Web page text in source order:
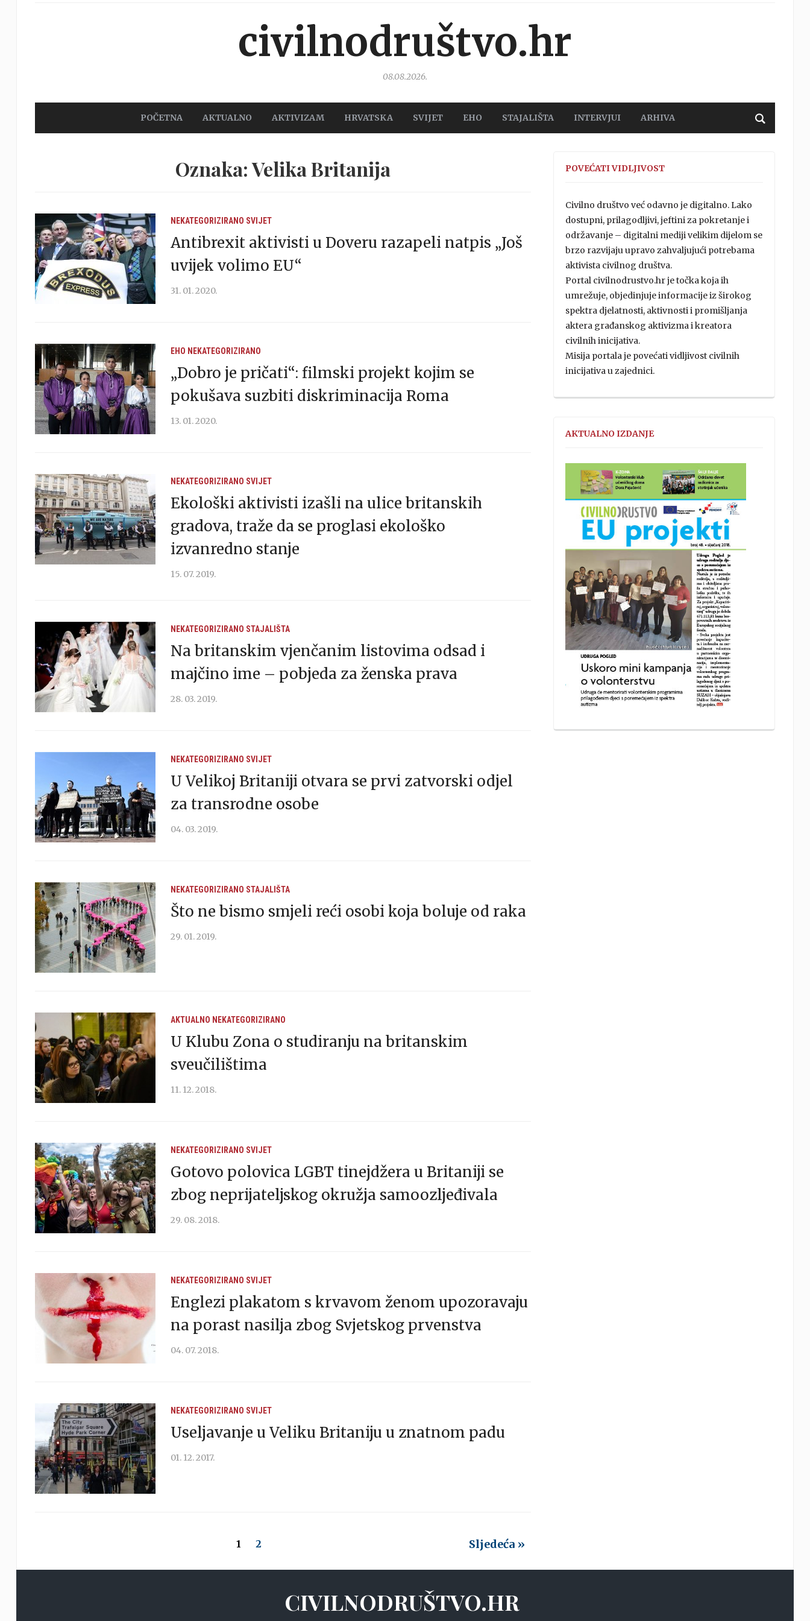
civilnodruštvo.hr
08.08.2026.
POČETNA AKTUALNO AKTIVIZAM HRVATSKA SVIJET EHO STAJALIŠTA INTERVJUI ARHIVA
Oznaka: Velika Britanija
NEKATEGORIZIRANO SVIJET
Antibrexit aktivisti u Doveru razapeli natpis „Još
uvijek volimo EU“
31. 01. 2020.
EHO NEKATEGORIZIRANO
„Dobro je pričati“: filmski projekt kojim se
pokušava suzbiti diskriminacija Roma
13. 01. 2020.
NEKATEGORIZIRANO SVIJET
Ekološki aktivisti izašli na ulice britanskih
gradova, traže da se proglasi ekološko
izvanredno stanje
15. 07. 2019.
NEKATEGORIZIRANO STAJALIŠTA
Na britanskim vjenčanim listovima odsad i
majčino ime – pobjeda za ženska prava
28. 03. 2019.
NEKATEGORIZIRANO SVIJET
U Velikoj Britaniji otvara se prvi zatvorski odjel
za transrodne osobe
04. 03. 2019.
NEKATEGORIZIRANO STAJALIŠTA
Što ne bismo smjeli reći osobi koja boluje od raka
29. 01. 2019.
AKTUALNO NEKATEGORIZIRANO
U Klubu Zona o studiranju na britanskim
sveučilištima
11. 12. 2018.
NEKATEGORIZIRANO SVIJET
Gotovo polovica LGBT tinejdžera u Britaniji se
zbog neprijateljskog okružja samoozljeđivala
29. 08. 2018.
NEKATEGORIZIRANO SVIJET
Englezi plakatom s krvavom ženom upozoravaju
na porast nasilja zbog Svjetskog prvenstva
04. 07. 2018.
NEKATEGORIZIRANO SVIJET
Useljavanje u Veliku Britaniju u znatnom padu
01. 12. 2017.
1 2 Sljedeća »
POVEĆATI VIDLJIVOST
Civilno društvo već odavno je digitalno. Lako
dostupni, prilagodljivi, jeftini za pokretanje i
održavanje – digitalni mediji velikim dijelom se
brzo razvijaju upravo zahvaljujući potrebama
aktivista civilnog društva.
Portal civilnodrustvo.hr je točka koja ih
umrežuje, objedinjuje informacije iz širokog
spektra djelatnosti, aktivnosti i promišljanja
aktera građanskog aktivizma i kreatora
civilnih inicijativa.
Misija portala je povećati vidljivost civilnih
inicijativa u zajednici.
AKTUALNO IZDANJE
CIVILNODRUŠTVO.HR